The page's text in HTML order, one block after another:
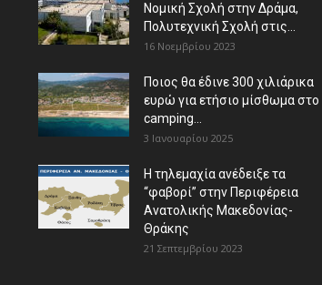
Νομική Σχολή στην Δράμα,
Πολυτεχνική Σχολή στις...
16 Νοεμβρίου 2023
Ποιος θα έδινε 300 χιλιάρικα
ευρώ για ετήσιο μίσθωμα στο
camping...
3 Ιανουαρίου 2025
Η τηλεμαχία ανέδειξε τα
“φαβορί” στην Περιφέρεια
Ανατολικής Μακεδονίας-
Θράκης
21 Σεπτεμβρίου 2023